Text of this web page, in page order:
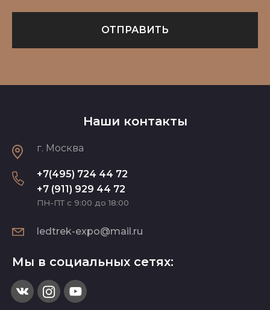
ОТПРАВИТЬ
Наши контакты
г. Москва
+7(495) 724 44 72
+7 (911) 929 44 72
ПН-ПТ с 9:00 до 18:00
ledtrek-expo@mail.ru
Мы в социальных сетях: